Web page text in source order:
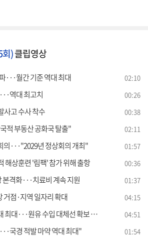
회)클립영상
···월간 기준 역대 최대 02:10
역대 최고치 00:26
사고 수사 착수 00:38
적 부동산 공화국 탈출" 02:11
의···"2029년 정상회의 개최" 01:57
해상훈련 '림팩' 참가 위해 출항 00:36
격화···치료비 계속 지원 01:37
거점·지역 일자리 확대 04:15
···원유 수입 대체선 확보 [뉴스의 맥] 04:51
국경 적발 마약 역대 최대" 01:54